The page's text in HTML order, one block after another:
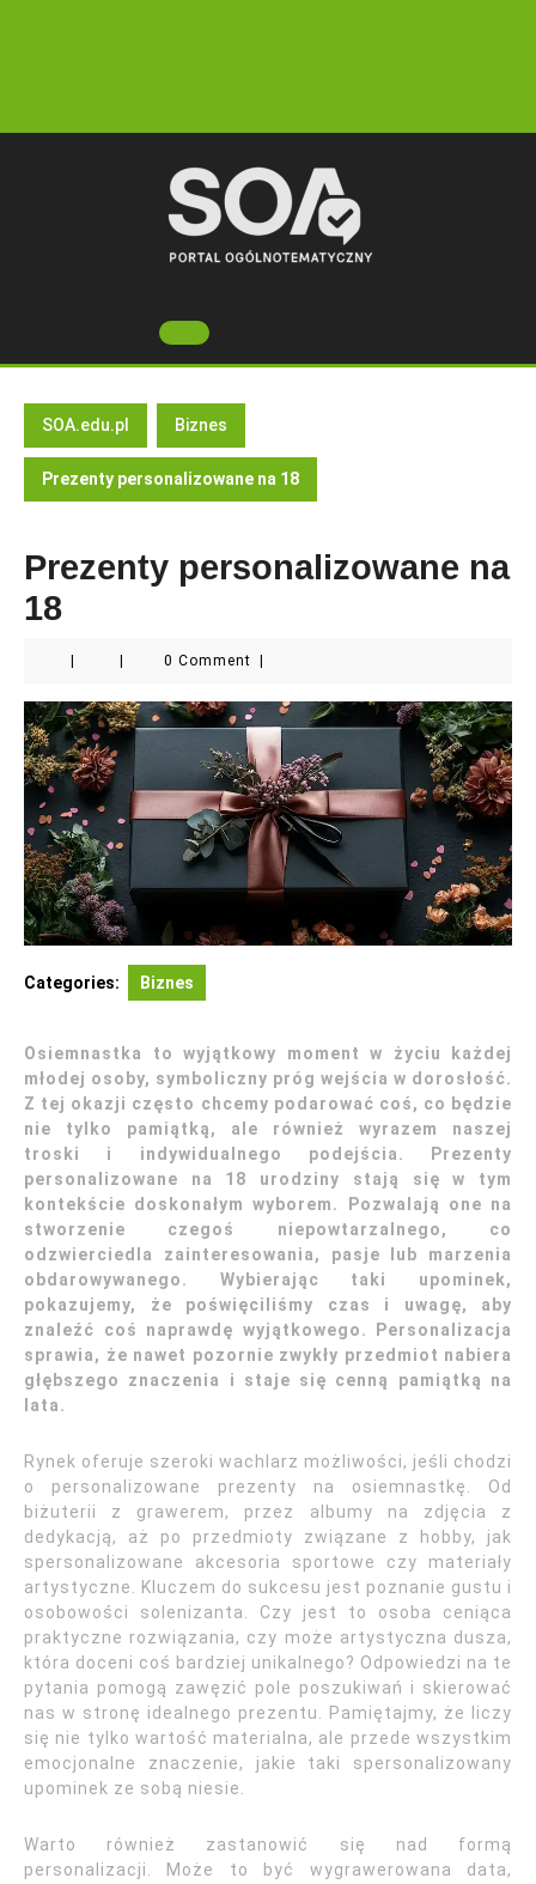
Open
Button
SOA.edu.pl Biznes
Prezenty personalizowane na 18
Prezenty personalizowane na
18
0 Comment
Categories: Biznes
Osiemnastka to wyjątkowy moment w życiu każdej
młodej osoby, symboliczny próg wejścia w dorosłość.
Z tej okazji często chcemy podarować coś, co będzie
nie tylko pamiątką, ale również wyrazem naszej
troski i indywidualnego podejścia. Prezenty
personalizowane na 18 urodziny stają się w tym
kontekście doskonałym wyborem. Pozwalają one na
stworzenie czegoś niepowtarzalnego, co
odzwierciedla zainteresowania, pasje lub marzenia
obdarowywanego. Wybierając taki upominek,
pokazujemy, że poświęciliśmy czas i uwagę, aby
znaleźć coś naprawdę wyjątkowego. Personalizacja
sprawia, że nawet pozornie zwykły przedmiot nabiera
głębszego znaczenia i staje się cenną pamiątką na
lata.
Rynek oferuje szeroki wachlarz możliwości, jeśli chodzi
o personalizowane prezenty na osiemnastkę. Od
biżuterii z grawerem, przez albumy na zdjęcia z
dedykacją, aż po przedmioty związane z hobby, jak
spersonalizowane akcesoria sportowe czy materiały
artystyczne. Kluczem do sukcesu jest poznanie gustu i
osobowości solenizanta. Czy jest to osoba ceniąca
praktyczne rozwiązania, czy może artystyczna dusza,
która doceni coś bardziej unikalnego? Odpowiedzi na te
pytania pomogą zawęzić pole poszukiwań i skierować
nas w stronę idealnego prezentu. Pamiętajmy, że liczy
się nie tylko wartość materialna, ale przede wszystkim
emocjonalne znaczenie, jakie taki spersonalizowany
upominek ze sobą niesie.
Warto również zastanowić się nad formą
personalizacji. Może to być wygrawerowana data,